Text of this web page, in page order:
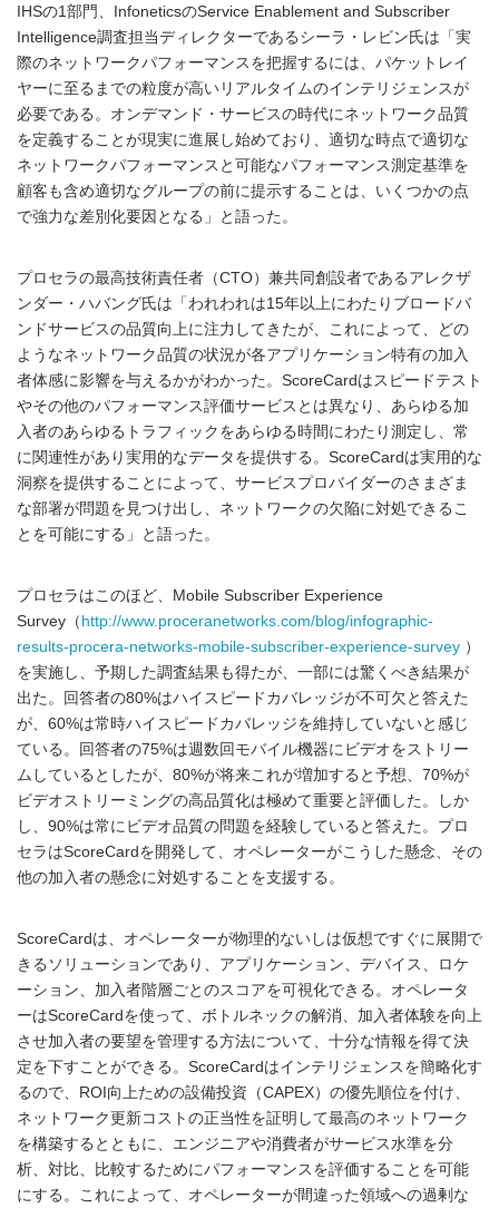
IHSの1部門、InfoneticsのService Enablement and Subscriber
Intelligence調査担当ディレクターであるシーラ・レビン氏は「実
際のネットワークパフォーマンスを把握するには、パケットレイ
ヤーに至るまでの粒度が高いリアルタイムのインテリジェンスが
必要である。オンデマンド・サービスの時代にネットワーク品質
を定義することが現実に進展し始めており、適切な時点で適切な
ネットワークパフォーマンスと可能なパフォーマンス測定基準を
顧客も含め適切なグループの前に提示することは、いくつかの点
で強力な差別化要因となる」と語った。
プロセラの最高技術責任者（CTO）兼共同創設者であるアレクザ
ンダー・ハバング氏は「われわれは15年以上にわたりブロードバ
ンドサービスの品質向上に注力してきたが、これによって、どの
ようなネットワーク品質の状況が各アプリケーション特有の加入
者体感に影響を与えるかがわかった。ScoreCardはスピードテスト
やその他のパフォーマンス評価サービスとは異なり、あらゆる加
入者のあらゆるトラフィックをあらゆる時間にわたり測定し、常
に関連性があり実用的なデータを提供する。ScoreCardは実用的な
洞察を提供することによって、サービスプロバイダーのさまざま
な部署が問題を見つけ出し、ネットワークの欠陥に対処できるこ
とを可能にする」と語った。
プロセラはこのほど、Mobile Subscriber Experience
Survey（ http://www.proceranetworks.com/blog/infographic-
results-procera-networks-mobile-subscriber-experience-survey ）
を実施し、予期した調査結果も得たが、一部には驚くべき結果が
出た。回答者の80%はハイスピードカバレッジが不可欠と答えた
が、60%は常時ハイスピードカバレッジを維持していないと感じ
ている。回答者の75%は週数回モバイル機器にビデオをストリー
ムしているとしたが、80%が将来これが増加すると予想、70%が
ビデオストリーミングの高品質化は極めて重要と評価した。しか
し、90%は常にビデオ品質の問題を経験していると答えた。プロ
セラはScoreCardを開発して、オペレーターがこうした懸念、その
他の加入者の懸念に対処することを支援する。
ScoreCardは、オペレーターが物理的ないしは仮想ですぐに展開で
きるソリューションであり、アプリケーション、デバイス、ロケ
ーション、加入者階層ごとのスコアを可視化できる。オペレータ
ーはScoreCardを使って、ボトルネックの解消、加入者体験を向上
させ加入者の要望を管理する方法について、十分な情報を得て決
定を下すことができる。ScoreCardはインテリジェンスを簡略化す
るので、ROI向上ための設備投資（CAPEX）の優先順位を付け、
ネットワーク更新コストの正当性を証明して最高のネットワーク
を構築するとともに、エンジニアや消費者がサービス水準を分
析、対比、比較するためにパフォーマンスを評価することを可能
にする。これによって、オペレーターが間違った領域への過剰な